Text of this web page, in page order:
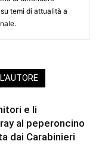
temi di attualità a
e li
al peperoncino
dai Carabinieri